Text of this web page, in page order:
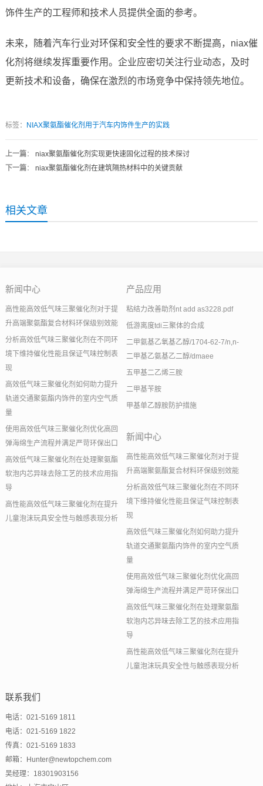
饰件生产的工程师和技术人员提供全面的参考。
未来，随着汽车行业对环保和安全性的要求不断提高，niax催
化剂将继续发挥重要作用。企业应密切关注行业动态，及时
更新技术和设备，确保在激烈的市场竞争中保持领先地位。
标签： NIAX聚氨酯催化剂用于汽车内饰件生产的实践
上一篇： niax聚氨酯催化剂实现更快速固化过程的技术探讨
下一篇： niax聚氨酯催化剂在建筑隔热材料中的关键贡献
相关文章
新闻中心
高性能高效低气味三聚催化剂对于提
升高端聚氨酯复合材料环保级别效能
分析高效低气味三聚催化剂在不同环
境下维持催化性能且保证气味控制表
现
高效低气味三聚催化剂如何助力提升
轨道交通聚氨酯内饰件的室内空气质
量
使用高效低气味三聚催化剂优化高回
弹海绵生产流程并满足严苛环保出口
高效低气味三聚催化剂在处理聚氨酯
软泡内芯异味去除工艺的技术应用指
导
高性能高效低气味三聚催化剂在提升
儿童泡沫玩具安全性与触感表现分析
产品应用
粘结力改善助剂nt add as3228.pdf
低游离度tdi三聚体的合成
二甲氨基乙氧基乙醇/1704-62-7/n,n-
二甲基乙氨基乙二醇/dmaee
五甲基二乙烯三胺
二甲基苄胺
甲基单乙醇胺防护措施
新闻中心
高性能高效低气味三聚催化剂对于提
升高端聚氨酯复合材料环保级别效能
分析高效低气味三聚催化剂在不同环
境下维持催化性能且保证气味控制表
现
高效低气味三聚催化剂如何助力提升
轨道交通聚氨酯内饰件的室内空气质
量
使用高效低气味三聚催化剂优化高回
弹海绵生产流程并满足严苛环保出口
高效低气味三聚催化剂在处理聚氨酯
软泡内芯异味去除工艺的技术应用指
导
高性能高效低气味三聚催化剂在提升
儿童泡沫玩具安全性与触感表现分析
联系我们
电话：021-5169 1811
电话：021-5169 1822
传真：021-5169 1833
邮箱：Hunter@newtopchem.com
吴经理：18301903156